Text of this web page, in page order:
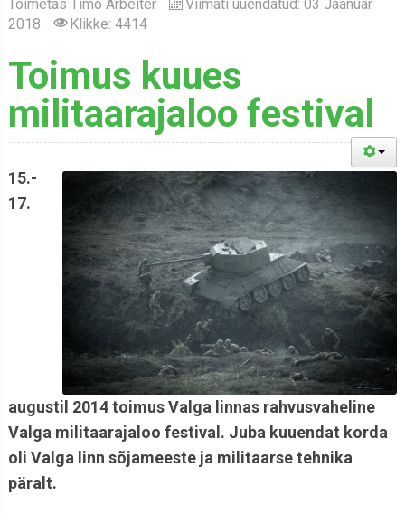
Toimetas Timo Arbeiter
Viimati uuendatud: 03 Jaanuar
2018
Klikke: 4414
Toimus kuues
militaarajaloo festival
15.-
17.
augustil 2014 toimus Valga linnas rahvusvaheline
Valga militaarajaloo festival. Juba kuuendat korda
oli Valga linn sõjameeste ja militaarse tehnika
päralt.